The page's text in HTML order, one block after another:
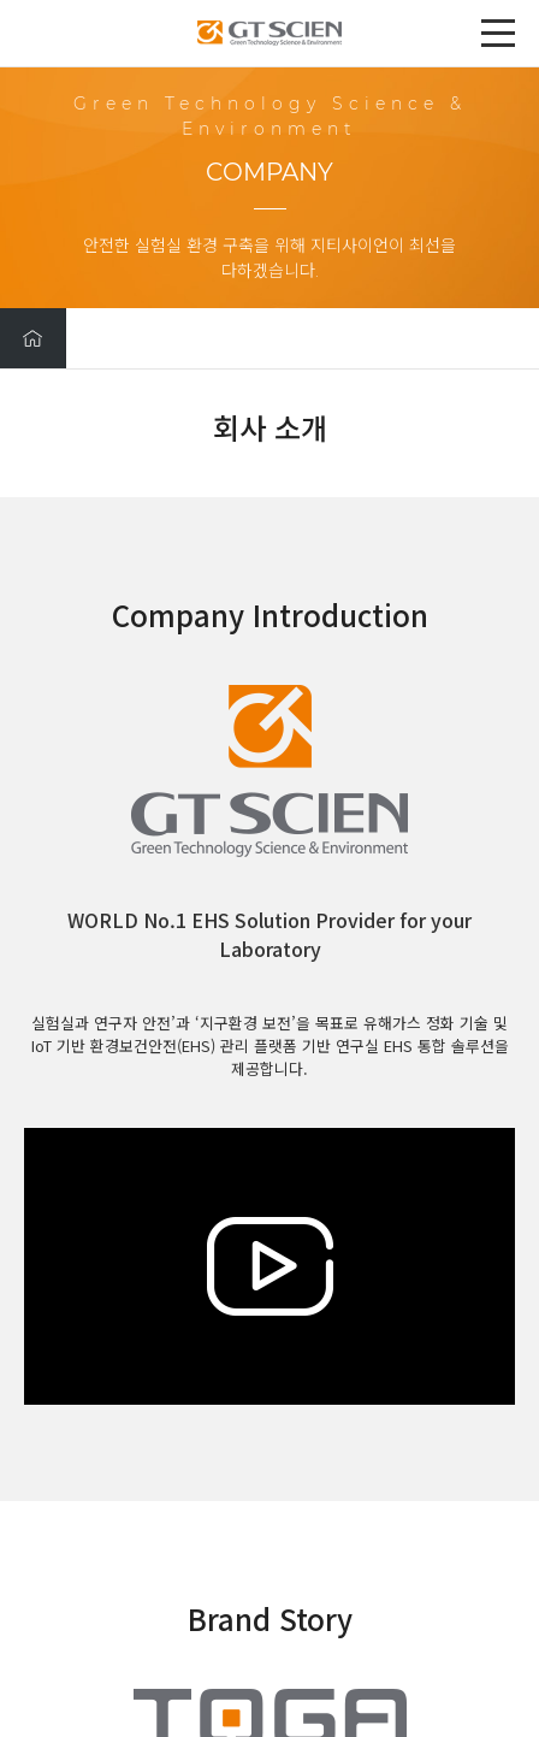
Green Technology Science &
Environment
COMPANY
안전한 실험실 환경 구축을 위해 지티사이언이 최선을
다하겠습니다.
회사 소개
Company Introduction
WORLD No.1 EHS Solution Provider for your
Laboratory
실험실과 연구자 안전’과 ‘지구환경 보전’을 목표로 유해가스 정화 기술 및
IoT 기반 환경보건안전(EHS) 관리 플랫폼 기반 연구실 EHS 통합 솔루션을
제공합니다.
Brand Story